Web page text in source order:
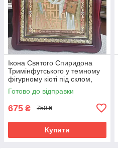
Ікона Святого Спиридона
Тримінфутського у темному
фігурному кіоті під склом,
розмір кіота 32×28, сюжет
20×24.
Готово до відправки
675 ₴ 750 ₴
Купити